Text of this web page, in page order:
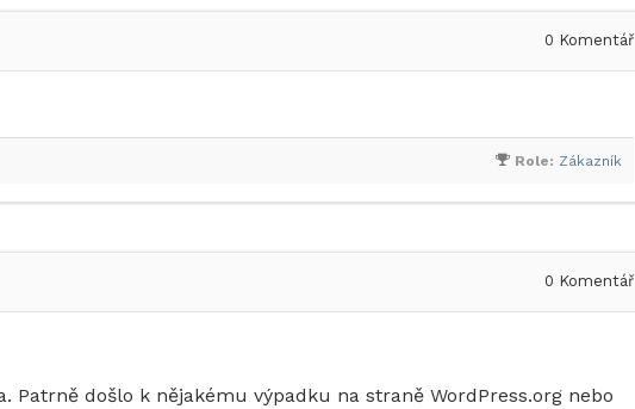
0 Komentář
Role: Zákazník
0 Komentář
Patrně došlo k nějakému výpadku na straně WordPress.org nebo